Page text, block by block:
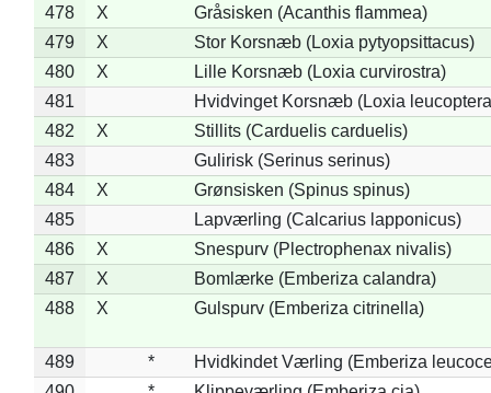
478
X
Gråsisken (Acanthis flammea)
479
X
Stor Korsnæb (Loxia pytyopsittacus)
480
X
Lille Korsnæb (Loxia curvirostra)
481
Hvidvinget Korsnæb (Loxia
482
X
Stillits (Carduelis carduelis)
483
Gulirisk (Serinus serinus)
484
X
Grønsisken (Spinus spinus)
485
Lapværling (Calcarius lapponicus)
486
X
Snespurv (Plectrophenax nivalis)
487
X
Bomlærke (Emberiza calandra)
488
X Gulspurv (Emberiza citrinella)
489 *
Hvidkindet Værling (Emberiza